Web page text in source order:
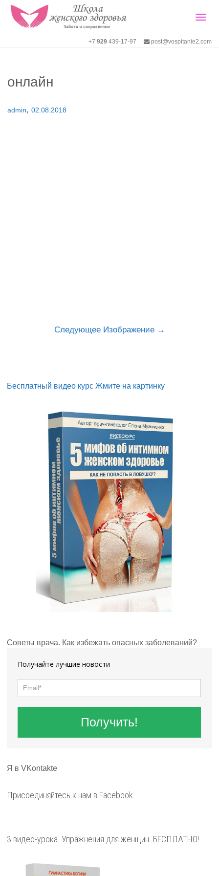
+7 929 439-17-97 post@vospitanie2.com
онлайн
admin, 02.08.2018
Следующее Изображение
Бесплатный видео курс Жмите на картинку
Советы врача. Как избежать опасных заболеваний?
Получайте лучшие новости
Получить!
Я в VKontakte
Присоединяйтесь к нам в Facebook
3 видео-урока. Упражнения для женщин. БЕСПЛАТНО!